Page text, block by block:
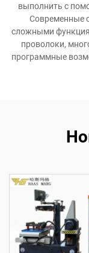
выполнить с
Современные
сложными
проволоки,
программные